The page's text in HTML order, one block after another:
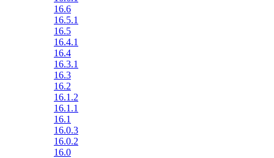
16.6
16.5.1
16.5
16.4.1
16.4
16.3.1
16.3
16.2
16.1.2
16.1.1
16.1
16.0.3
16.0.2
16.0